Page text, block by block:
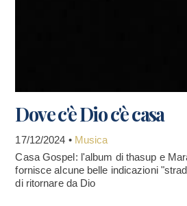
Dove c'è Dio c'è casa
17/12/2024 • Musica
Casa Gospel: l'album di thasup e
fornisce alcune belle indicazioni
di ritornare da Dio